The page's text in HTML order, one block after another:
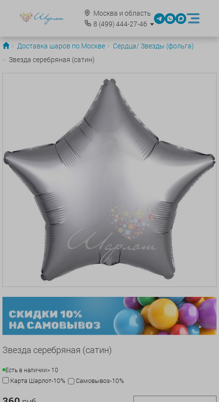
Москва и область
8 (499)444-27-46
Доставка шаров по Москве
Сердца/ Звезды (фольга)
Звезда серебряная (сатин)
Звезда серебряная (сатин)
Есть в наличии> 10
Карта Шарлот-10% Самовывоз-10%